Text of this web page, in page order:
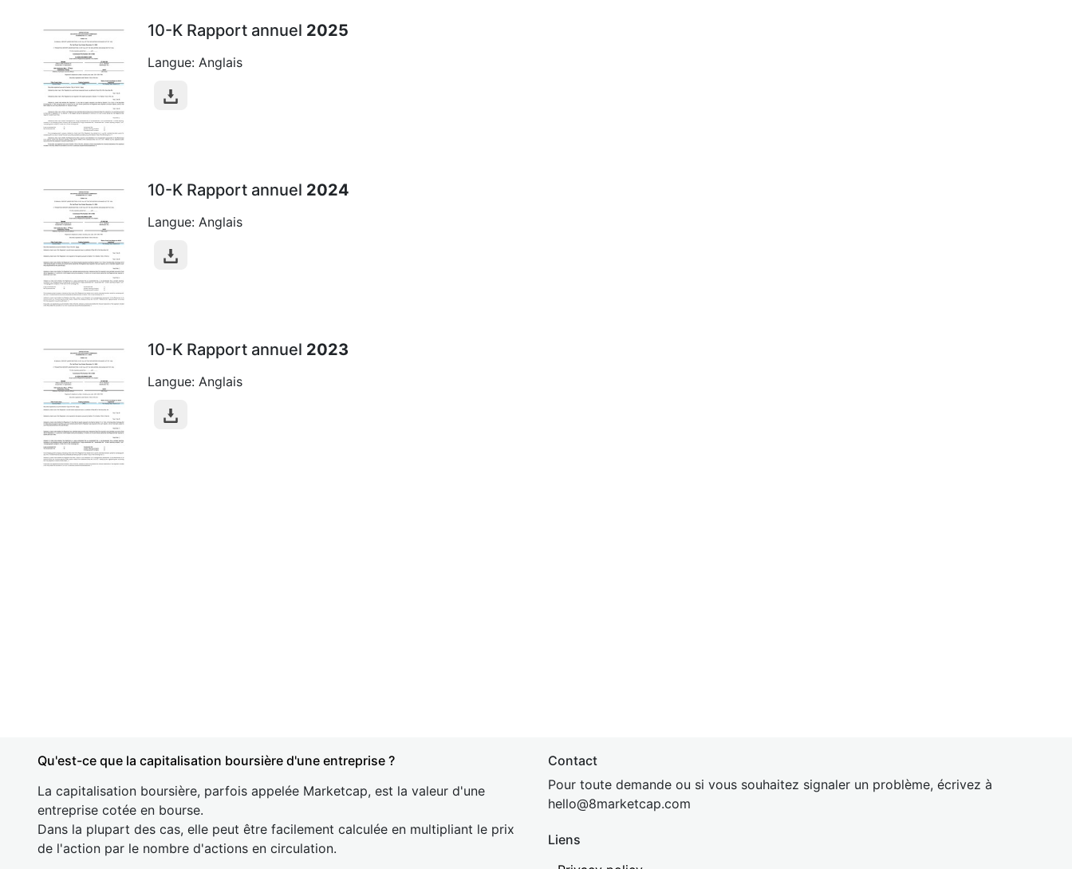
10-K Rapport annuel 2025
Langue: Anglais
10-K Rapport annuel 2024
Langue: Anglais
10-K Rapport annuel 2023
Langue: Anglais
Qu'est-ce que la capitalisation boursière d'une entreprise ?
La capitalisation boursière, parfois appelée Marketcap, est la valeur d'une
entreprise cotée en bourse.
Dans la plupart des cas, elle peut être facilement calculée en multipliant le prix
de l'action par le nombre d'actions en circulation.
Contact
Pour toute demande ou si vous souhaitez signaler un problème, écrivez à
hello@8marketcap.com
Liens